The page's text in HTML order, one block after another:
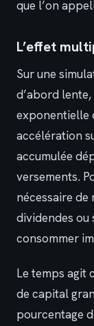
que l’on
L’effet
Sur une
d’abord
exponentielle
accélération
accumulée
versements.
nécessaire de
dividendes ou
consommer
Le temps agit
de capital
pourcentage